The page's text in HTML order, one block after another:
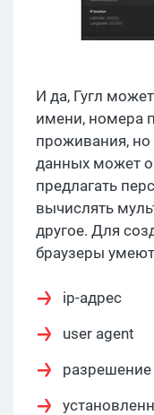
И да, Гугл
имени, номера
проживания, но
данных может
предлагать
вычислять
другое. Для
браузеры
ip-адрес
user agent
разрешение